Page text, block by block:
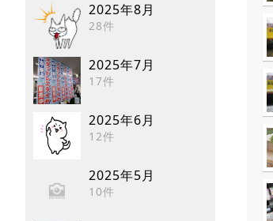
2025年8月
28件
2025年7月
17件
2025年6月
12件
2025年5月
10件